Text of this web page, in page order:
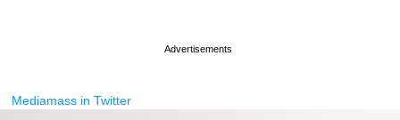
Mediamass in Twitter